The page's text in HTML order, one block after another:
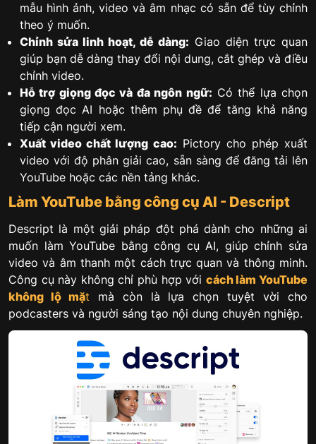
mẫu hình ảnh, video và âm nhạc có sẵn để tùy chỉnh
theo ý muốn.
Chỉnh sửa linh hoạt, dễ dàng: Giao diện trực quan
giúp bạn dễ dàng thay đổi nội dung, cắt ghép và điều
chỉnh video.
Hỗ trợ giọng đọc và đa ngôn ngữ: Có thể lựa chọn
giọng đọc AI hoặc thêm phụ đề để tăng khả năng
tiếp cận người xem.
Xuất video chất lượng cao: Pictory cho phép xuất
video với độ phân giải cao, sẵn sàng để đăng tải lên
YouTube hoặc các nền tảng khác.
Làm YouTube bằng công cụ AI - Descript
Descript là một giải pháp đột phá dành cho những ai
muốn làm YouTube bằng công cụ AI, giúp chỉnh sửa
video và âm thanh một cách trực quan và thông minh.
Công cụ này không chỉ phù hợp với cách làm YouTube
không lộ mặt mà còn là lựa chọn tuyệt vời cho
podcasters và người sáng tạo nội dung chuyên nghiệp.